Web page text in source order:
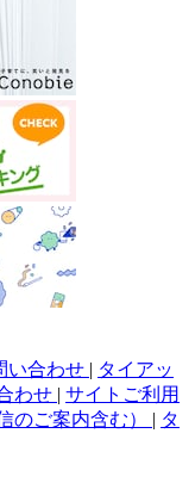
い合わせ | タイアッ
わせ | サイトご利用
のご案内含む） | タ